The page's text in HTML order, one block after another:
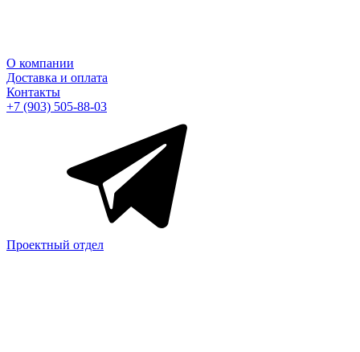
О компании
Доставка и оплата
Контакты
+7 (903) 505-88-03
Проектный отдел